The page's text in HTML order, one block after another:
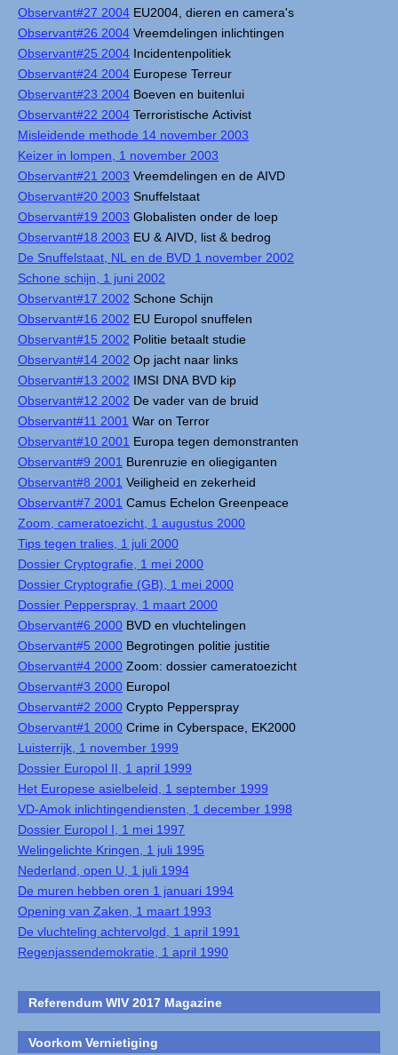
Observant#27 2004 EU2004, dieren en camera's
Observant#26 2004 Vreemdelingen inlichtingen
Observant#25 2004 Incidentenpolitiek
Observant#24 2004 Europese Terreur
Observant#23 2004 Boeven en buitenlui
Observant#22 2004 Terroristische Activist
Misleidende methode 14 november 2003
Keizer in lompen, 1 november 2003
Observant#21 2003 Vreemdelingen en de AIVD
Observant#20 2003 Snuffelstaat
Observant#19 2003 Globalisten onder de loep
Observant#18 2003 EU & AIVD, list & bedrog
De Snuffelstaat, NL en de BVD 1 november 2002
Schone schijn, 1 juni 2002
Observant#17 2002 Schone Schijn
Observant#16 2002 EU Europol snuffelen
Observant#15 2002 Politie betaalt studie
Observant#14 2002 Op jacht naar links
Observant#13 2002 IMSI DNA BVD kip
Observant#12 2002 De vader van de bruid
Observant#11 2001 War on Terror
Observant#10 2001 Europa tegen demonstranten
Observant#9 2001 Burenruzie en oliegiganten
Observant#8 2001 Veiligheid en zekerheid
Observant#7 2001 Camus Echelon Greenpeace
Zoom, cameratoezicht, 1 augustus 2000
Tips tegen tralies, 1 juli 2000
Dossier Cryptografie, 1 mei 2000
Dossier Cryptografie (GB), 1 mei 2000
Dossier Pepperspray, 1 maart 2000
Observant#6 2000 BVD en vluchtelingen
Observant#5 2000 Begrotingen politie justitie
Observant#4 2000 Zoom: dossier cameratoezicht
Observant#3 2000 Europol
Observant#2 2000 Crypto Pepperspray
Observant#1 2000 Crime in Cyberspace, EK2000
Luisterrijk, 1 november 1999
Dossier Europol II, 1 april 1999
Het Europese asielbeleid, 1 september 1999
VD-Amok inlichtingendiensten, 1 december 1998
Dossier Europol I, 1 mei 1997
Welingelichte Kringen, 1 juli 1995
Nederland, open U, 1 juli 1994
De muren hebben oren 1 januari 1994
Opening van Zaken, 1 maart 1993
De vluchteling achtervolgd, 1 april 1991
Regenjassendemokratie, 1 april 1990
Referendum WIV 2017 Magazine
Voorkom Vernietiging